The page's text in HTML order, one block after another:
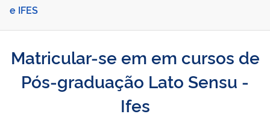
e IFES
Matricular-se em em cursos de
Pós-graduação Lato Sensu -
Ifes